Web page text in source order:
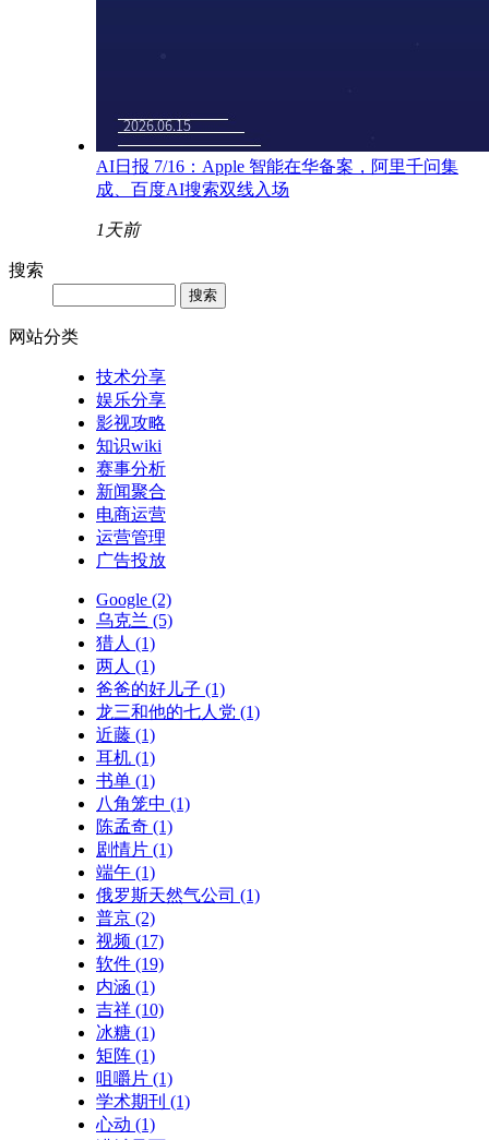
AI日报 7/16：Apple 智能在华备案，阿里千问集
成、百度AI搜索双线入场
1天前
搜索
网站分类
技术分享
娱乐分享
影视攻略
知识wiki
赛事分析
新闻聚合
电商运营
运营管理
广告投放
Google (2)
乌克兰 (5)
猎人 (1)
两人 (1)
爸爸的好儿子 (1)
龙三和他的七人党 (1)
近藤 (1)
耳机 (1)
书单 (1)
八角笼中 (1)
陈孟奇 (1)
剧情片 (1)
端午 (1)
俄罗斯天然气公司 (1)
普京 (2)
视频 (17)
软件 (19)
内涵 (1)
吉祥 (10)
冰糖 (1)
矩阵 (1)
咀嚼片 (1)
学术期刊 (1)
心动 (1)